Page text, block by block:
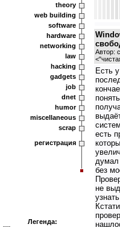
theory
web building
software
hardware
networking
law
hacking
gadgets
job
dnet
humor
miscellaneous
scrap
регистрация
Легенда:
Автор:
<
Есть
есть
думал
без
не